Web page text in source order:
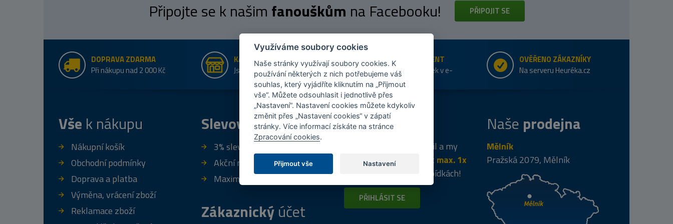
Připojte se k našim fanouškům na Facebooku! PŘIPOJIT SE
DOPRAVA ZDARMA
Při nákupu nad 2 000 Kč
KAMENNÉ PRODEJNY
Jsme na trhu více než 10 let
ŠIROKÝ SORTIMENT
Přes 20 tis. položek v e-
shopu
OVĚŘENO ZÁKAZNÍKY
Na serveru Heuréka.cz
Vše k nákupu
Nákupní košík
Obchodní podmínky
Doprava a platba
Výměna, vrácení zboží
Reklamace zboží
Slevový program
3% sleva za registraci
Akční nabídky
Maximální výprodej
Zákaznickýúčet
Tipyk nákupu
Napište nám svůj e-mail a my
vás budeme informovat max. 1x
o zajímavých nabídkách!
PŘIHLÁSIT SE
Naše prodejna
Mělník
Pražská 2079, Mělník
Využíváme soubory cookies
Naše stránky využívají soubory cookies. K
používání některých z nich potřebujeme váš
souhlas, který vyjádříte kliknutím na „Přijmout
vše“. Můžete odsouhlasit i jednotlivě přes
„Nastavení“. Nastavení cookies můžete kdykoliv
změnit přes „Nastavení cookies“ v zápatí
stránky. Více informací získáte na stránce
Zpracování cookies.
Přijmout vše Nastavení